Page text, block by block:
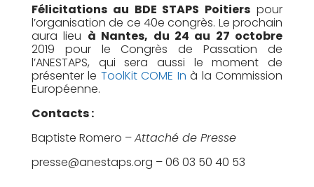
Félicitations au BDE STAPS Poitiers pour
l’organisation de ce 40e congrès. Le prochain
aura lieu à Nantes, du 24 au 27 octobre
2019 pour le Congrès de Passation de
l’ANESTAPS, qui sera aussi le moment de
présenter le ToolKit COME In à la Commission
Européenne.
Contacts :
Baptiste Romero –Attaché de Presse
presse@anestaps.org – 06 03 50 40 53